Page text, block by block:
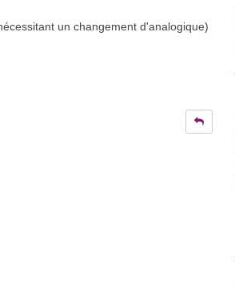
un changement d'analogique)